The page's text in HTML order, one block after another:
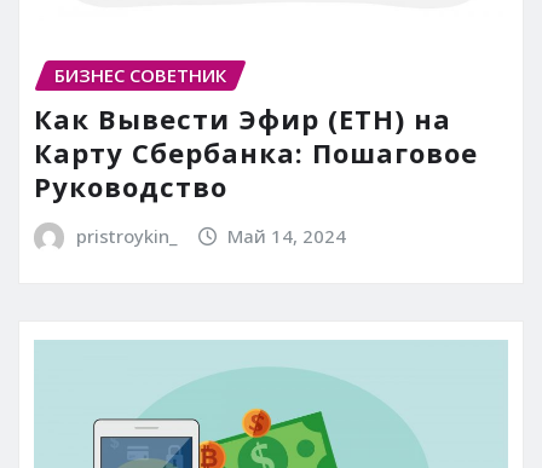
БИЗНЕС СОВЕТНИК
Как Вывести Эфир (ETH) на
Карту Сбербанка: Пошаговое
Руководство
pristroykin_ Май 14, 2024